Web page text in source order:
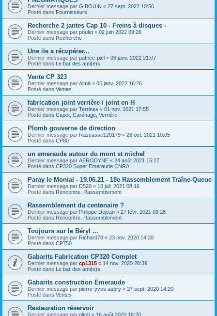
Dernier message par G.BOUIN « 27 sept. 2022 10:56
Posté dans Fournisseurs
Recherche 2 jantes Cap 10 - Freins à disques -
Dernier message par poulet « 02 juin 2022 09:26
Posté dans Recherche
Une ile a récupérer...
Dernier message par patrice-piel « 06 janv. 2022 21:07
Posté dans Le bar des ami(e)s
Vente CP 323
Dernier message par Aimé « 05 janv. 2022 16:26
Posté dans Ventes
fabrication joint verrière / joint en H
Dernier message par Terrines « 01 nov. 2021 17:55
Posté dans Capot, Carénage, Verrière
Plomb gouverne de direction
Dernier message par Rascasse120179 « 28 oct. 2021 10:05
Posté dans CP80
un emeraude autour du mont st michel
Dernier message par AERODYNE « 24 août 2021 15:27
Posté dans CP320 Super Emeraude CNRA
Paray le Monial - 19.06.21 - 18e Rassemblement Traîne-Queue
Dernier message par D520 « 18 juil. 2021 08:16
Posté dans Rencontre, Rassemblement
Rassemblement du centenaire ?
Dernier message par Philippe Dejean « 27 févr. 2021 09:28
Posté dans Rencontre, Rassemblement
Toujours sur le Béryl ...
Dernier message par Richard78 « 23 nov. 2020 14:20
Posté dans CP750
Gabarits Fabrication CP320 Complet
Dernier message par cp1315 « 14 nov. 2020 20:39
Posté dans Le bar des ami(e)s
Gabarits construction Emeraude
Dernier message par pierre-yves aubry « 27 sept. 2020 14:20
Posté dans Ventes
Restauration réservoir
Dernier message par pitch « 16 août 2020 18:20